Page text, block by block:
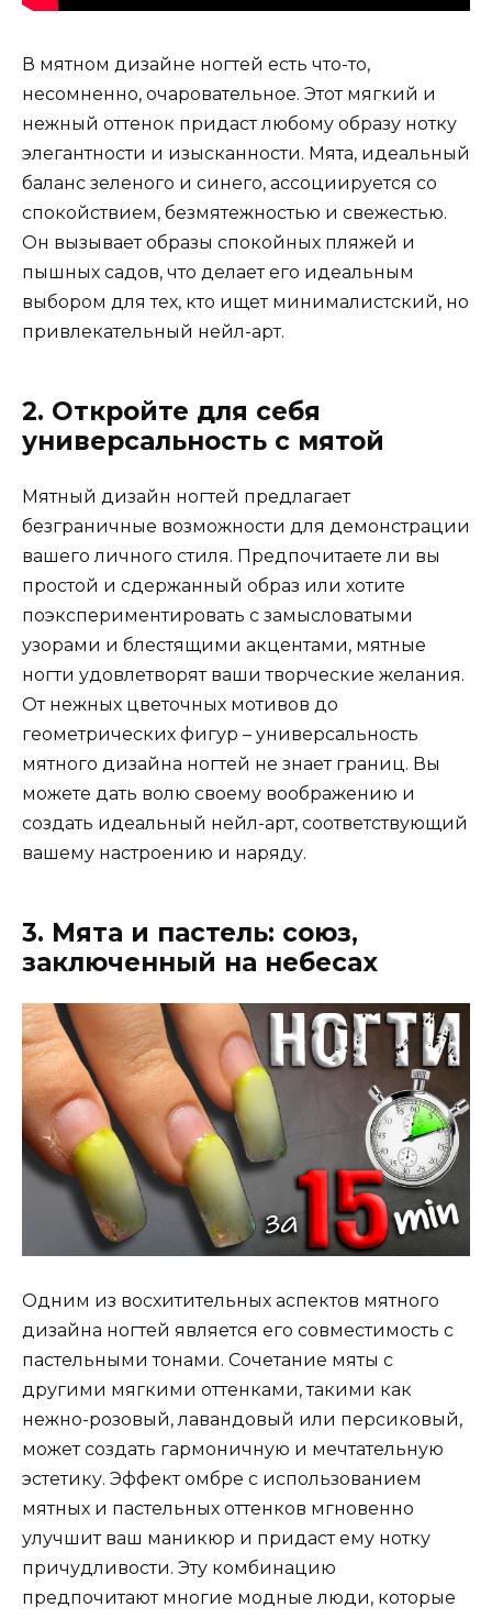
В мятном дизайне ногтей есть что-то,
несомненно, очаровательное. Этот мягкий и
нежный оттенок придаст любому образу нотку
элегантности и изысканности. Мята, идеальный
баланс зеленого и синего, ассоциируется со
спокойствием, безмятежностью и свежестью.
Он вызывает образы спокойных пляжей и
пышных садов, что делает его идеальным
выбором для тех, кто ищет минималистский, но
привлекательный нейл-арт.
2. Откройте для себя
универсальность с мятой
Мятный дизайн ногтей предлагает
безграничные возможности для демонстрации
вашего личного стиля. Предпочитаете ли вы
простой и сдержанный образ или хотите
поэкспериментировать с замысловатыми
узорами и блестящими акцентами, мятные
ногти удовлетворят ваши творческие желания.
От нежных цветочных мотивов до
геометрических фигур – универсальность
мятного дизайна ногтей не знает границ. Вы
можете дать волю своему воображению и
создать идеальный нейл-арт, соответствующий
вашему настроению и наряду.
3. Мята и пастель: союз,
заключенный на небесах
Одним из восхитительных аспектов мятного
дизайна ногтей является его совместимость с
пастельными тонами. Сочетание мяты с
другими мягкими оттенками, такими как
нежно-розовый, лавандовый или персиковый,
может создать гармоничную и мечтательную
эстетику. Эффект омбре с использованием
мятных и пастельных оттенков мгновенно
улучшит ваш маникюр и придаст ему нотку
причудливости. Эту комбинацию
предпочитают многие модные люди, которые